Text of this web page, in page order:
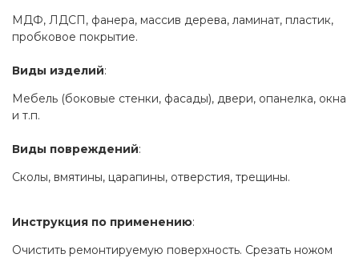
МДФ, ЛДСП, фанера, массив дерева, ламинат, пластик,
пробковое покрытие.
Виды изделий:
Мебель (боковые стенки, фасады), двери, опанелка, окна
и т.п.
Виды повреждений:
Сколы, вмятины, царапины, отверстия, трещины.
Инструкция по применению:
Очистить ремонтируемую поверхность. Срезать ножом